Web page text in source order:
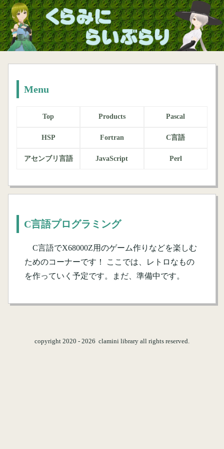
Menu
Top Products Pascal
HSP Fortran C言語
アセンブリ言語 JavaScript Perl
C言語プログラミング
C言語でX68000Z用のゲーム作りなどを楽しむ
ためのコーナーです！ ここでは、レトロなもの
を作っていく予定です。まだ、準備中です。
copyright 2020 - 2026 clamini library all rights reserved.